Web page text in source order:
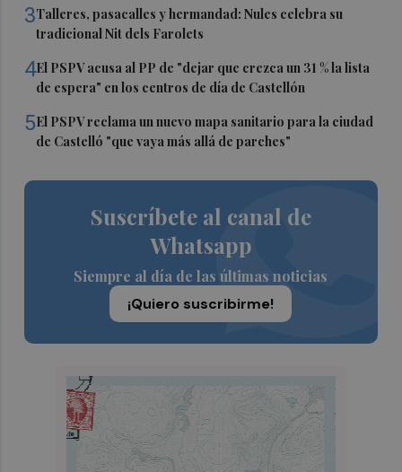
3Talleres, pasacalles y hermandad: Nules celebra su
tradicional Nit dels Farolets
4El PSPV acusa al PP de "dejar que crezca un 31 % la lista
de espera" en los centros de día de Castellón
5El PSPV reclama un nuevo mapa sanitario para la ciudad
de Castelló "que vaya más allá de parches"
Suscríbete al canal de
Whatsapp
Siempre al día de las últimas noticias
¡Quiero suscribirme!